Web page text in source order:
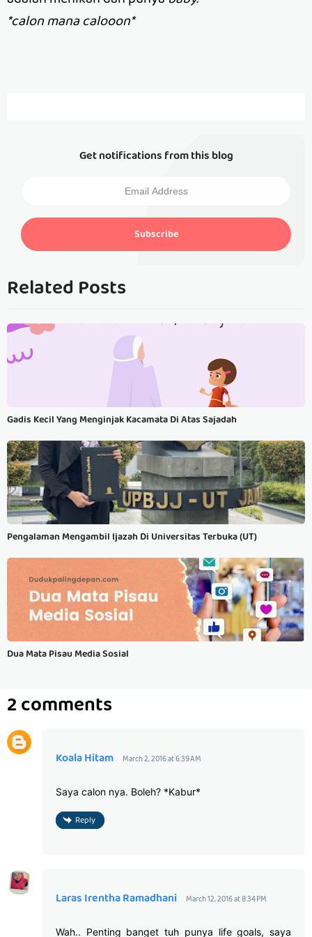
*calon mana calooon*
Get notifications from this blog
Subscribe
Related Posts
Gadis Kecil Yang Menginjak Kacamata Di Atas Sajadah
Pengalaman Mengambil Ijazah Di Universitas Terbuka (UT)
Dua Mata Pisau Media Sosial
2 comments
Koala Hitam March 2, 2016 at 6:39 AM
Saya calon nya. Boleh? *Kabur*
Reply
Laras Irentha Ramadhani March 12, 2016 at 8:34 PM
Wah.. Penting banget tuh punya life goals, saya